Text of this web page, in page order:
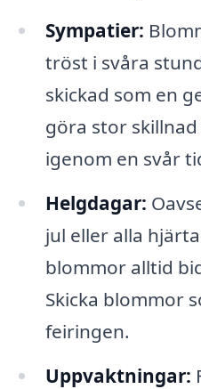
Sympatier:
tröst i svåra
skickad som en
göra stor
igenom en svår
Helgdagar:
jul eller alla
blommor alltid
Skicka blommor
feiringen.
Uppvaktningar: